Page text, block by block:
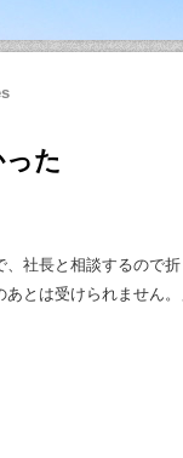
た
社長と相談するので
あとは受けられません